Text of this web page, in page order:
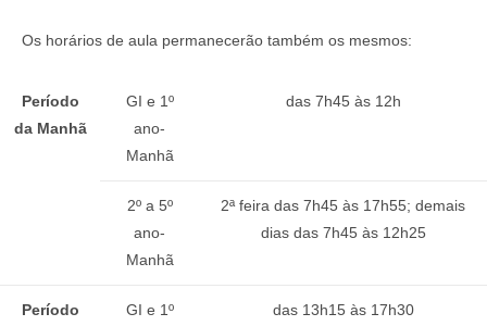
Os horários de aula permanecerão também os mesmos:
Período
da Manhã
GI e 1º
ano-
Manhã
das 7h45 às 12h
2º a 5º
ano-
Manhã
2ª feira das 7h45 às 17h55; demais
dias das 7h45 às 12h25
Período
GI e 1º
das 13h15 às 17h30